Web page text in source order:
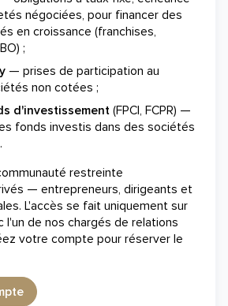
négociées, pour financer des
en croissance (franchises,
;
— prises de participation au
non cotées ;
d'investissement (FPCI, FCPR) —
fonds investis dans des sociétés
restreinte
— entrepreneurs, dirigeants et
L'accès se fait uniquement sur
l'un de nos chargés de relations
votre compte pour réserver le